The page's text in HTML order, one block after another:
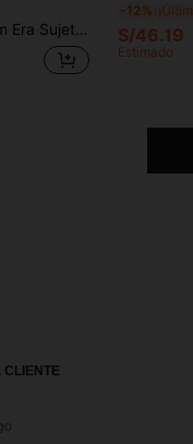
unicolor para mujer de talla grande
-12%
S/46.19
Estimado
CLIENTE